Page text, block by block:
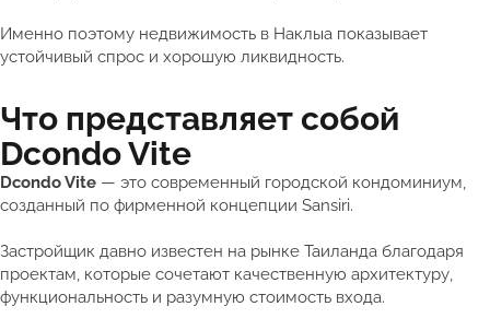
Именно поэтому недвижимость в Наклыа показывает
устойчивый спрос и хорошую ликвидность.
Что представляет собой
Dcondo Vite
Dcondo Vite — это современный городской кондоминиум,
созданный по фирменной концепции Sansiri.
Застройщик давно известен на рынке Таиланда благодаря
проектам, которые сочетают качественную архитектуру,
функциональность и разумную стоимость входа.